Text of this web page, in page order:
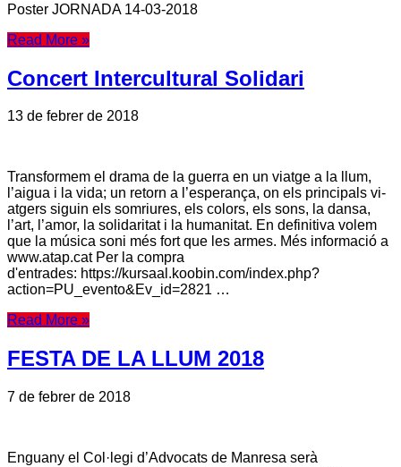
Poster JORNADA 14-03-2018
Read More »
Concert Intercultural Solidari
13 de febrer de 2018
Transformem el drama de la guerra en un viatge a la llum,
l’aigua i la vida; un retorn a l’esperança, on els principals vi-
atgers siguin els somriures, els colors, els sons, la dansa,
l’art, l’amor, la solidaritat i la humanitat. En definitiva volem
que la música soni més fort que les armes. Més informació a
www.atap.cat Per la compra
d'entrades: https://kursaal.koobin.com/index.php?
action=PU_evento&Ev_id=2821 …
Read More »
FESTA DE LA LLUM 2018
7 de febrer de 2018
Enguany el Col·legi d’Advocats de Manresa serà